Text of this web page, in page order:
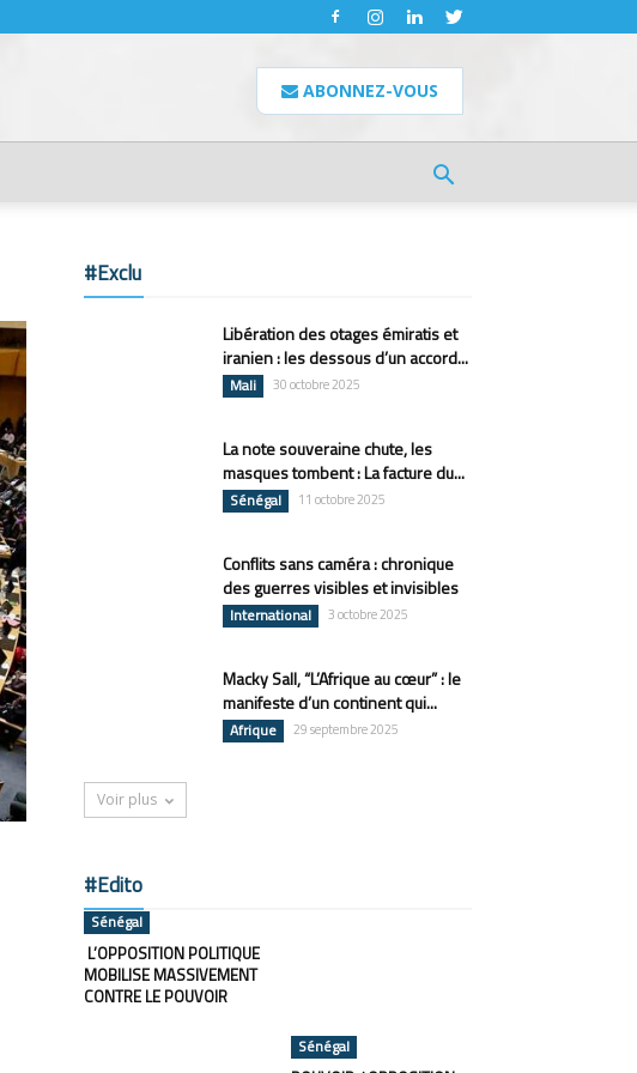
ABONNEZ-VOUS
#Exclu
Libération des otages émiratis et
iranien : les dessous d’un accord...
Mali 30 octobre 2025
La note souveraine chute, les
masques tombent : La facture du...
Sénégal 11 octobre 2025
Conflits sans caméra : chronique
des guerres visibles et invisibles
International 3 octobre 2025
Macky Sall, “L’Afrique au cœur” : le
manifeste d’un continent qui...
Afrique 29 septembre 2025
Voir plus
#Edito
Sénégal
L’OPPOSITION POLITIQUE
MOBILISE MASSIVEMENT
CONTRE LE POUVOIR
Sénégal